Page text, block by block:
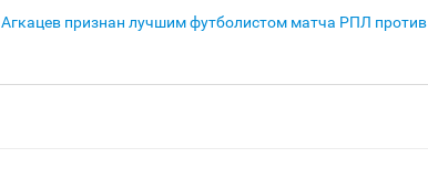
Агкацев признан лучшим футболистом матча РПЛ против